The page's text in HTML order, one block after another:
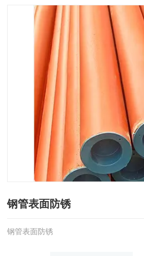
钢管表面防锈
钢管表面防锈